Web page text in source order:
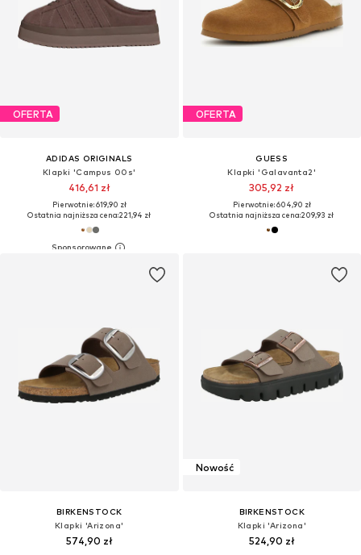
OFERTA
ADIDAS ORIGINALS
Klapki 'Campus 00s'
416,61 zł
Pierwotnie: 619,90 zł
Ostatnia najniższa cena:221,94 zł
OFERTA
GUESS
Klapki 'Galavanta2'
305,92 zł
Pierwotnie: 604,90 zł
Ostatnia najniższa cena:209,93 zł
BIRKENSTOCK
Klapki 'Arizona'
574,90 zł
Nowość
BIRKENSTOCK
Klapki 'Arizona'
524,90 zł